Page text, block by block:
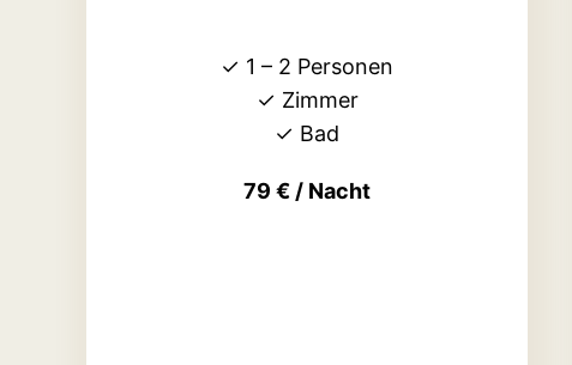
✓ 1 – 2 Personen
✓ Zimmer
✓ Bad
79 € / Nacht